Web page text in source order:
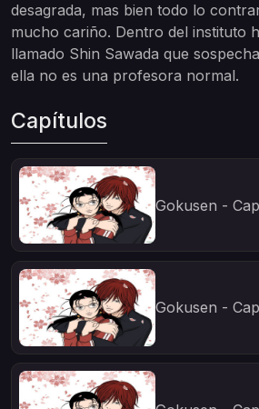
desagrada, mas bien todo lo
mucho cariño. Dentro del instituto
llamado Shin Sawada que
ella no es una profesora normal.
Capítulos
Gokusen -
Gokusen -